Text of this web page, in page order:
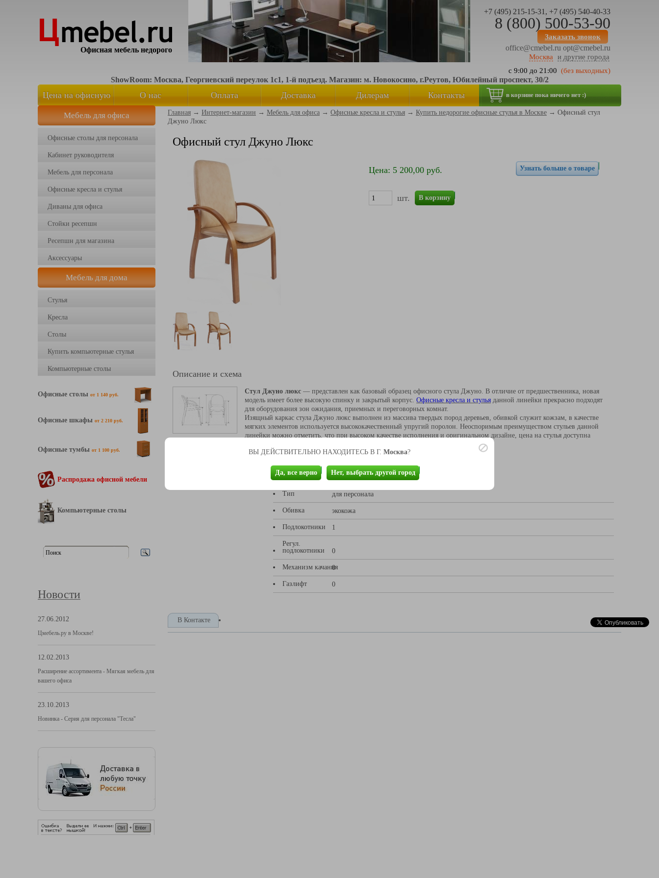
ВЫ ДЕЙСТВИТЕЛЬНО НАХОДИТЕСЬ В Г. Москва?
Да, все верно Нет, выбрать другой город
Офисная мебель недорого
+7 (495) 215-15-31, +7 (495) 540-40-33
8 (800) 500-53-90
Заказать звонок
office@cmebel.ru opt@cmebel.ru
Москва
и другие города
с 9:00 до 21:00 (без выходных)
ShowRoom: Москва, Георгиевский переулок 1с1, 1-й подъезд. Магазин: м. Новокосино, г.Реутов, Юбилейный проспект, 30/2
Цена на офисную
мебель
О нас Оплата Доставка Дилерам Контакты в корзине пока ничего нет :)
Мебель для офиса
Офисные столы для персонала
Кабинет руководителя
Мебель для персонала
Офисные кресла и стулья
Диваны для офиса
Стойки ресепшн
Ресепшн для магазина
Аксессуары
Мебель для дома
Стулья
Кресла
Столы
Купить компьютерные стулья
Компьютерные столы
Офисные столы от 1 140 руб.
Офисные шкафы от 2 210 руб.
Офисные тумбы от 1 100 руб.
Распродажа офисной мебели
Компьютерные столы
Новости
27.06.2012
Цмебель.ру в Москве!
12.02.2013
Расширение ассортимента - Мягкая мебель для
вашего офиса
23.10.2013
Новинка - Серия для персонала "Тесла"
Главная → Интернет-магазин → Мебель для офиса → Офисные кресла и стулья → Купить недорогие офисные стулья в Москве → Офисный стул
Джуно Люкс
Офисный стул Джуно Люкс
Цена: 5 200,00 руб.
шт. В корзину
Узнать больше о товаре
Описание и схема
Стул Джуно люкс — представлен как базовый образец офисного стула Джуно. В отличие от предшественника, новая
модель имеет более высокую спинку и закрытый корпус. Офисные кресла и стулья данной линейки прекрасно подходят
для оборудования зон ожидания, приемных и переговорных комнат.
Изящный каркас стула Джуно люкс выполнен из массива твердых пород деревьев, обивкой служит кожзам, в качестве
мягких элементов используется высококачественный упругий поролон. Неоспоримым преимуществом стульев данной
линейки можно отметить, что при высоком качестве исполнения и оригинальном дизайне, цена на стулья доступна
Тип для персонала
Обивка экокожа
Подлокотники 1
Регул.
подлокотники
0
Механизм качания
0
Газлифт 0
В Контакте